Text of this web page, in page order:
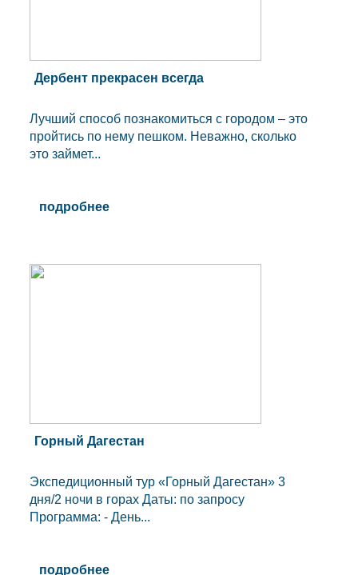
Дербент прекрасен всегда
Лучший способ познакомиться с городом – это
пройтись по нему пешком. Неважно, сколько
это займет...
подробнее
Горный Дагестан
Экспедиционный тур «Горный Дагестан» 3
дня/2 ночи в горах Даты: по запросу
Программа: - День...
подробнее